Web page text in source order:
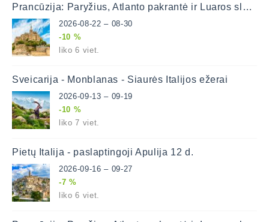
Prancūzija: Paryžius, Atlanto pakrantė ir Luaros slėnis
2026-08-22 – 08-30
-10 %
liko 6 viet.
Šveicarija - Monblanas - Šiaurės Italijos ežerai
2026-09-13 – 09-19
-10 %
liko 7 viet.
Pietų Italija - paslaptingoji Apulija 12 d.
2026-09-16 – 09-27
-7 %
liko 6 viet.